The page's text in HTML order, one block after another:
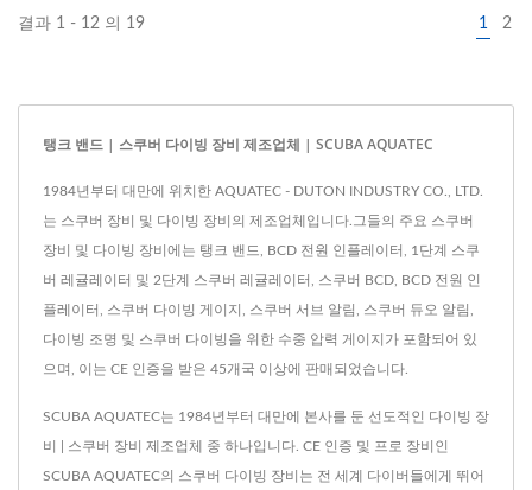
결과 1 - 12 의 19 1 2
탱크 밴드 | 스쿠버 다이빙 장비 제조업체 | SCUBA AQUATEC
1984년부터 대만에 위치한 AQUATEC - DUTON INDUSTRY CO., LTD.
는 스쿠버 장비 및 다이빙 장비의 제조업체입니다.그들의 주요 스쿠버
장비 및 다이빙 장비에는 탱크 밴드, BCD 전원 인플레이터, 1단계 스쿠
버 레귤레이터 및 2단계 스쿠버 레귤레이터, 스쿠버 BCD, BCD 전원 인
플레이터, 스쿠버 다이빙 게이지, 스쿠버 서브 알림, 스쿠버 듀오 알림,
다이빙 조명 및 스쿠버 다이빙을 위한 수중 압력 게이지가 포함되어 있
으며, 이는 CE 인증을 받은 45개국 이상에 판매되었습니다.
SCUBA AQUATEC는 1984년부터 대만에 본사를 둔 선도적인 다이빙 장
비 | 스쿠버 장비 제조업체 중 하나입니다. CE 인증 및 프로 장비인
SCUBA AQUATEC의 스쿠버 다이빙 장비는 전 세계 다이버들에게 뛰어